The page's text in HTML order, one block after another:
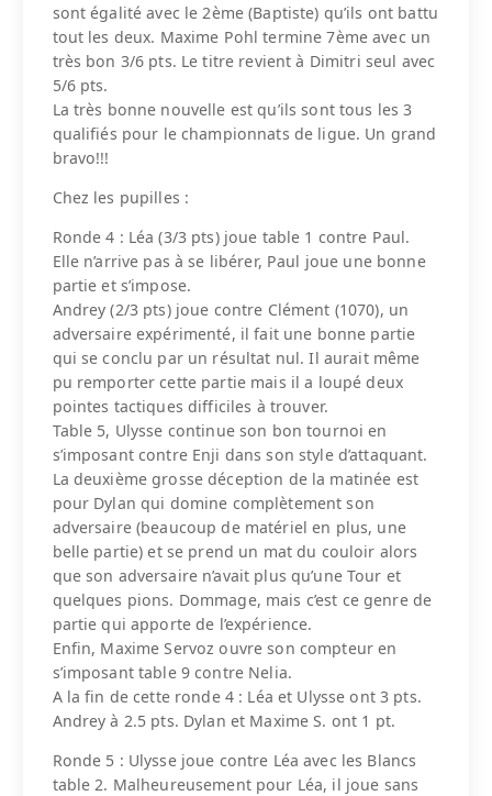
sont égalité avec le 2ème (Baptiste) qu’ils ont battu
tout les deux. Maxime Pohl termine 7ème avec un
très bon 3/6 pts. Le titre revient à Dimitri seul avec
5/6 pts.
La très bonne nouvelle est qu’ils sont tous les 3
qualifiés pour le championnats de ligue. Un grand
bravo!!!
Chez les pupilles :
Ronde 4 : Léa (3/3 pts) joue table 1 contre Paul.
Elle n’arrive pas à se libérer, Paul joue une bonne
partie et s’impose.
Andrey (2/3 pts) joue contre Clément (1070), un
adversaire expérimenté, il fait une bonne partie
qui se conclu par un résultat nul. Il aurait même
pu remporter cette partie mais il a loupé deux
pointes tactiques difficiles à trouver.
Table 5, Ulysse continue son bon tournoi en
s’imposant contre Enji dans son style d’attaquant.
La deuxième grosse déception de la matinée est
pour Dylan qui domine complètement son
adversaire (beaucoup de matériel en plus, une
belle partie) et se prend un mat du couloir alors
que son adversaire n’avait plus qu’une Tour et
quelques pions. Dommage, mais c’est ce genre de
partie qui apporte de l’expérience.
Enfin, Maxime Servoz ouvre son compteur en
s’imposant table 9 contre Nelia.
A la fin de cette ronde 4 : Léa et Ulysse ont 3 pts.
Andrey à 2.5 pts. Dylan et Maxime S. ont 1 pt.
Ronde 5 : Ulysse joue contre Léa avec les Blancs
table 2. Malheureusement pour Léa, il joue sans